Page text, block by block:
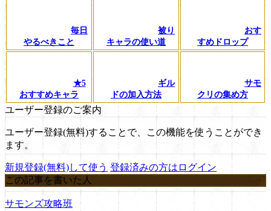
毎日
やるべきこと
被り
キャラの使い道
おす
すめドロップ
★5
おすすめキャラ
ギル
ドの加入方法
サモ
クリの集め方
ユーザー登録のご案内
ユーザー登録(無料)することで、この機能を使うことができ
ます。
新規登録(無料)して使う 登録済みの方はログイン
この記事を書いた人
サモンズ攻略班